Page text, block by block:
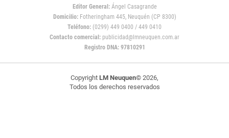
Editor General:Ángel Casagrande
Domicilio:Fotheringham 445, Neuquén (CP 8300)
Teléfono: (0299) 449 0400 / 449 0410
Contacto comercial: publicidad@lmneuquen.com.ar
Registro DNA: 97810291
Copyright LM Neuquen© 2026,
Todos los derechos reservados